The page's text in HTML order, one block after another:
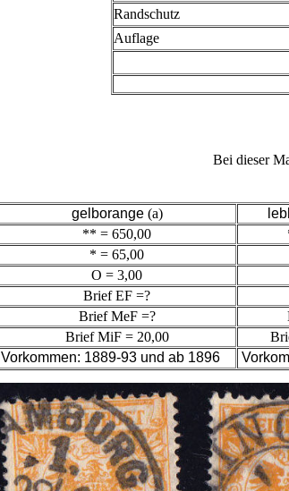
Randschutz
Auflage
Bei dieser
gelborange (a)
** = 650,00
* = 65,00
O = 3,00
Brief EF =?
Brief MeF =?
Brief MiF = 20,00
Vorkommen: 1889-93 und ab 1896